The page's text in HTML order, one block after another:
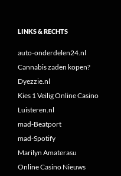
LINKS & RECHTS
auto-onderdelen24.nl
Cannabis zaden kopen?
Dyezzie.nl
Kies 1 Veilig Online Casino
Luisteren.nl
mad-Beatport
mad-Spotify
Marilyn Amaterasu
Online Casino Nieuws